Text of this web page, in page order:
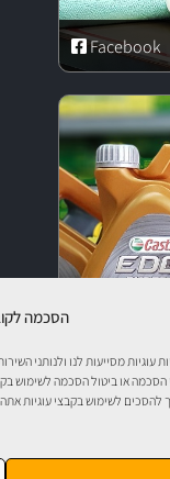
הסכמה
עוגיות מסייעות לנו ולנותני
או ביטול הסכמה לשימוש
לשימוש בקבצי עוגיות
Facebook